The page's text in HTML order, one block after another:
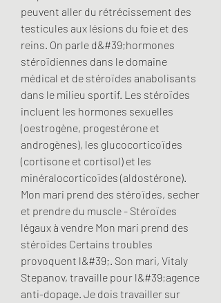
peuvent aller du rétrécissement des
testicules aux lésions du foie et des
reins. On parle d&#39;hormones
stéroïdiennes dans le domaine
médical et de stéroïdes anabolisants
dans le milieu sportif. Les stéroïdes
incluent les hormones sexuelles
(oestrogène, progestérone et
androgènes), les glucocorticoïdes
(cortisone et cortisol) et les
minéralocorticoïdes (aldostérone).
Mon mari prend des stéroïdes, secher
et prendre du muscle - Stéroïdes
légaux à vendre Mon mari prend des
stéroïdes Certains troubles
provoquent l&#39;. Son mari, Vitaly
Stepanov, travaille pour l&#39;agence
anti-dopage. Je dois travailler sur